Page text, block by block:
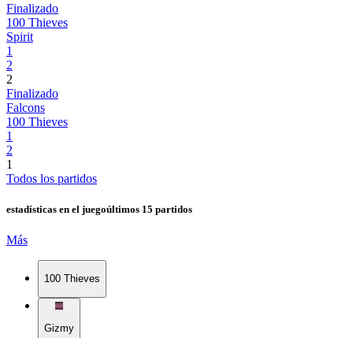
Finalizado
100 Thieves
Spirit
1
2
2
Finalizado
Falcons
100 Thieves
1
2
1
Todos los partidos
estadísticas en el juegoúltimos 15 partidos
Más
100 Thieves
Gizmy